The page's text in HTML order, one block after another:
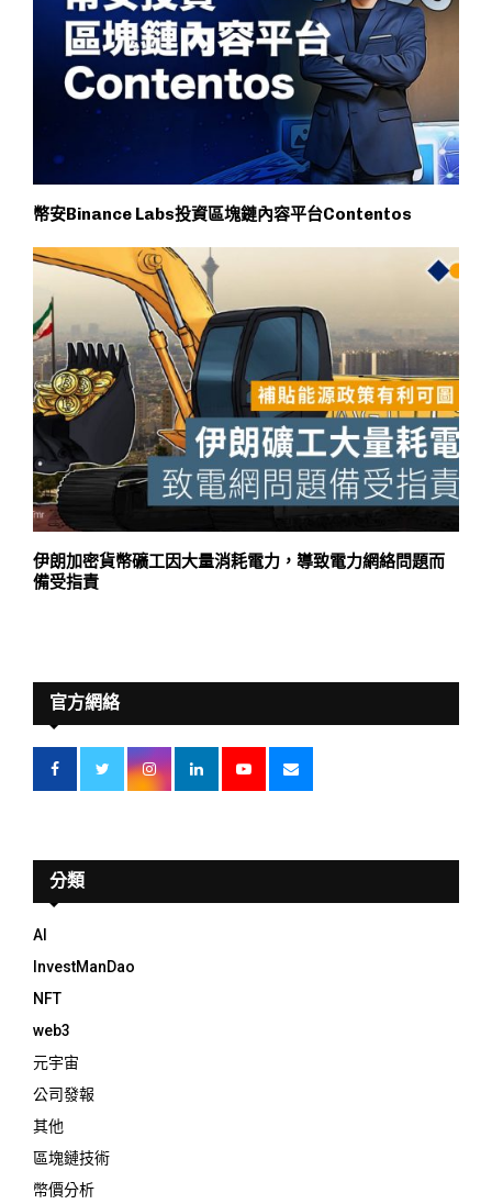
幣安Binance Labs投資區塊鏈內容平台Contentos
伊朗加密貨幣礦工因大量消耗電力，導致電力網絡問題而
備受指責
官方網絡
分類
AI
InvestManDao
NFT
web3
元宇宙
公司發報
其他
區塊鏈技術
幣價分析